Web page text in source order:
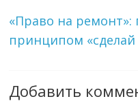
«Право на ремонт»:
принципом «сделай
Добавить